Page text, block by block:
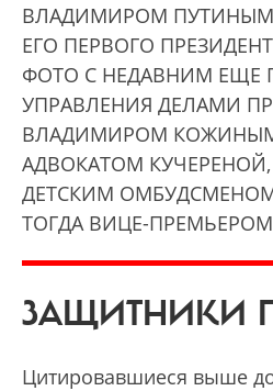
ВЛАДИМИРОМ
ЕГО ПЕРВОГО
ФОТО С НЕДАВНИМ ЕЩЕ
УПРАВЛЕНИЯ ДЕЛАМИ
ВЛАДИМИРОМ
АДВОКАТОМ
ДЕТСКИМ
ТОГДА ВИЦЕ-
ЗАЩИТНИКИ
Цитировавшиеся выше